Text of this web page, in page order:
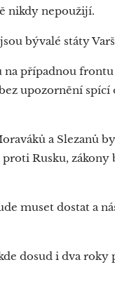
nikdy nepoužijí.
bývalé státy
případnou
upozornění
a Slezanů
Rusku,
muset dostat a
dosud i dva roky